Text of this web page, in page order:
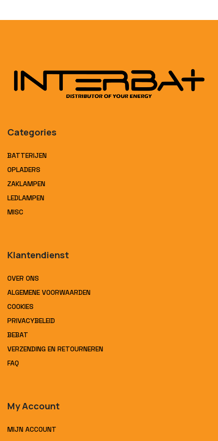
Categories
BATTERIJEN
OPLADERS
ZAKLAMPEN
LEDLAMPEN
MISC
Klantendienst
OVER ONS
ALGEMENE VOORWAARDEN
COOKIES
PRIVACYBELEID
BEBAT
VERZENDING EN RETOURNEREN
FAQ
My Account
MIJN ACCOUNT